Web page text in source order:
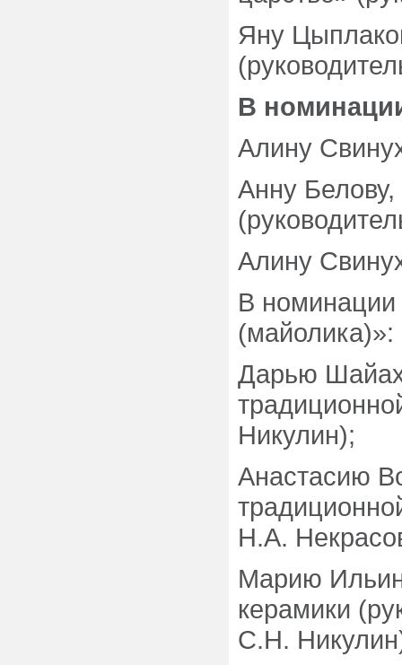
Яну
В
Алину
Анну
Алину
В номинации
(майолика)»:
Дарью
Никулин);
Анастасию
Н.А.
Марию
керамики
С.Н.